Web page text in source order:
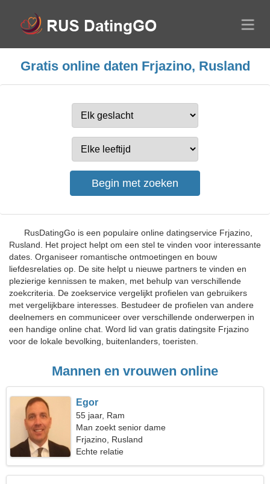
Gratis online daten Frjazino, Rusland
RusDatingGo is een populaire online datingservice Frjazino,
Rusland. Het project helpt om een stel te vinden voor interessante
dates. Organiseer romantische ontmoetingen en bouw
liefdesrelaties op. De site helpt u nieuwe partners te vinden en
plezierige kennissen te maken, met behulp van verschillende
zoekcriteria. De zoekservice vergelijkt profielen van gebruikers
met vergelijkbare interesses. Bestudeer de profielen van andere
deelnemers en communiceer over verschillende onderwerpen in
een handige online chat. Word lid van gratis datingsite Frjazino
voor de lokale bevolking, buitenlanders, toeristen.
Mannen en vrouwen online
Egor
55 jaar, Ram
Man zoekt senior dame
Frjazino, Rusland
Echte relatie